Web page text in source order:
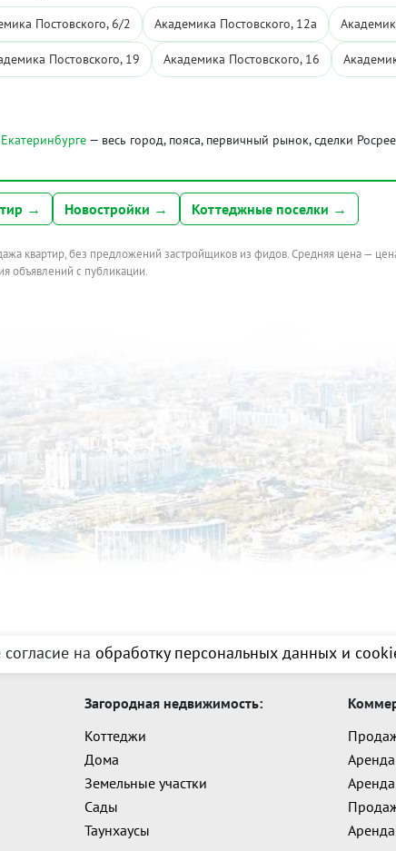
Постовского, 6/2 Академика Постовского, 12а
Постовского, 19 Академика Постовского, 16
— весь город, пояса, первичный рынок, сделки
→ Новостройки → Коттеджные поселки →
квартир, без предложений застройщиков из фидов. Средняя цена —
объявлений с публикации.
на обработку персональных данных и
Загородная недвижимость:
Коттеджи
Дома
Земельные участки
Сады
Таунхаусы